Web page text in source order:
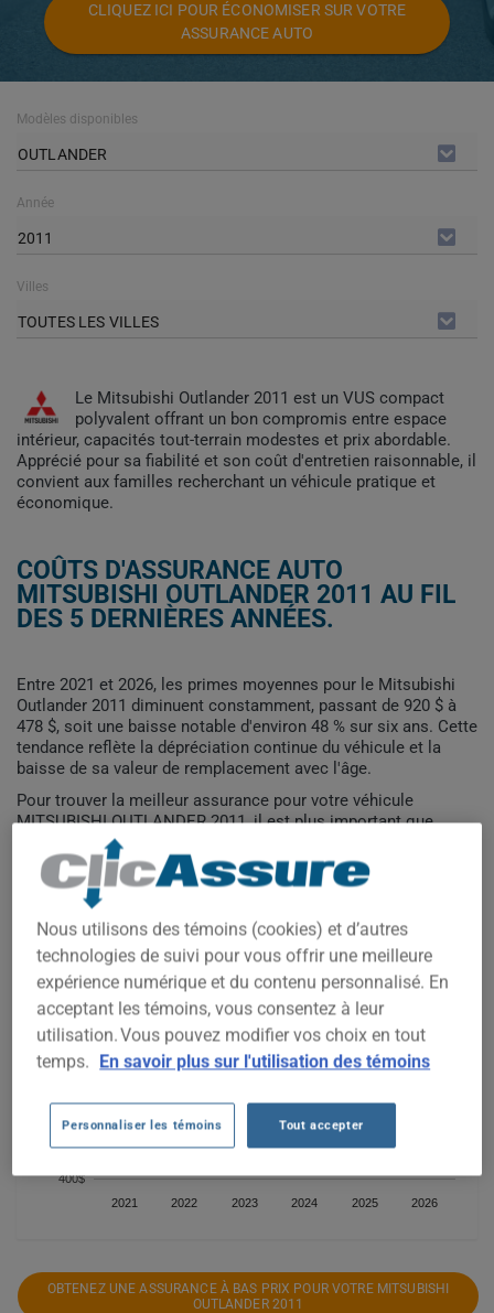
CLIQUEZ ICI POUR ÉCONOMISER SUR VOTRE
ASSURANCE AUTO
Modèles disponibles
OUTLANDER
Année
2011
Villes
TOUTES LES VILLES
Le Mitsubishi Outlander 2011 est un VUS compact
polyvalent offrant un bon compromis entre espace
intérieur, capacités tout-terrain modestes et prix abordable.
Apprécié pour sa fiabilité et son coût d'entretien raisonnable, il
convient aux familles recherchant un véhicule pratique et
économique.
COÛTS D'ASSURANCE AUTO
MITSUBISHI OUTLANDER 2011 AU FIL
DES 5 DERNIÈRES ANNÉES.
Entre 2021 et 2026, les primes moyennes pour le Mitsubishi
Outlander 2011 diminuent constamment, passant de 920 $ à
478 $, soit une baisse notable d'environ 48 % sur six ans. Cette
tendance reflète la dépréciation continue du véhicule et la
baisse de sa valeur de remplacement avec l'âge.
Pour trouver la meilleur assurance pour votre véhicule
MITSUBISHI OUTLANDER 2011, il est plus important que
jamais de comparer les options disponibles.
2021 2022 2023 2024 2025 2026
400$
500$
700$
900$
1 000$
OBTENEZ UNE ASSURANCE À BAS PRIX POUR VOTRE MITSUBISHI
OUTLANDER 2011
Nous utilisons des témoins (cookies) et d’autres
technologies de suivi pour vous offrir une meilleure
expérience numérique et du contenu personnalisé. En
acceptant les témoins, vous consentez à leur
utilisation. Vous pouvez modifier vos choix en tout
temps. En savoir plus sur l'utilisation des témoins
Personnaliser les témoins Tout accepter